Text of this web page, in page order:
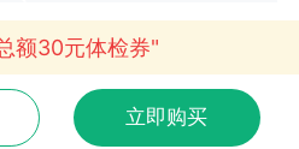
额30元体检券"
立即购买